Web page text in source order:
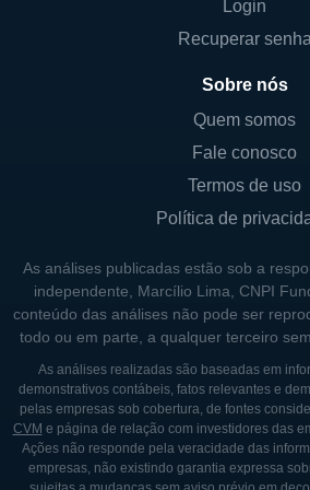
gestão de suas propriedades,
constantemente maneiras de
valor dos imóveis e a renda
garantindo assim um
A Four Corners Property
portfólio robusto de
estados dos EUA, com um
restaurantes de marcas
confiáveis. Com um modelo
enfatiza a propriedade de
fluxo de caixa previsível, a
posiciona como uma opção
Login
Recuperar senha
Sobre nós
Quem somos
Fale conosco
Termos de uso
Política de
As análises publicadas estão sob a
independente, Marcílio Lima, CNPI
conteúdo das análises não pode ser
todo ou em parte, a qualquer terceiro
As análises realizadas são baseadas em
demonstrativos contábeis, fatos relevantes e
pelas empresas sob cobertura, de fontes
CVM e página de relação com investidores das
Ações não responde pela veracidade das
empresas, não existindo garantia expressa